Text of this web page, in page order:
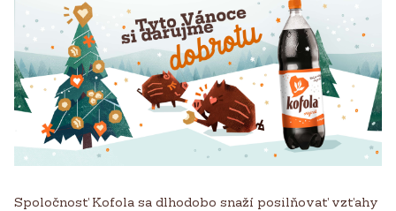
Spoločnosť Kofola sa dlhodobo snaží posilňovať vzťahy